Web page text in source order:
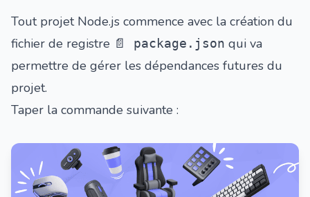
Tout projet Node.js commence avec la création du
fichier de registre 📄 package.json qui va
permettre de gérer les dépendances futures du
projet.
Taper la commande suivante :